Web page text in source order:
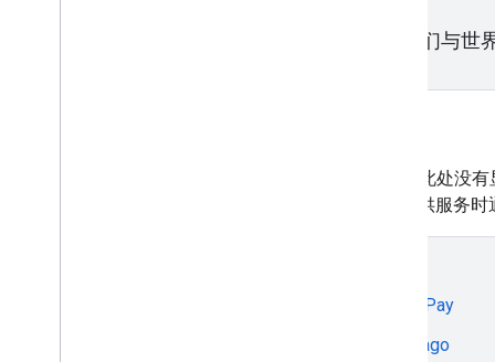
我们与世
请立即向您的 PSP 咨询 Google Pay 事宜。如果此处没有
，以便在您的 PSP 可提供服务时
EpicPay
Espago